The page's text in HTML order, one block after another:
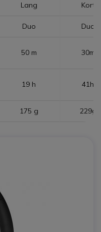
Lang Kort
Duo Duo
50 m 30m
19 h 41h
175 g 229g